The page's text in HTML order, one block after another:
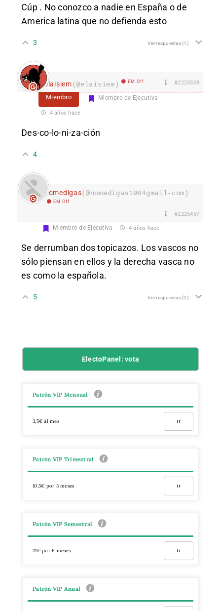
Cúp . No conozco a nadie en España o de
America latina que no defienda esto
3 Ver respuestas(1)
elaisiem(@elaisiem) EM Off #2225509
Miembro Miembro de Ejecutiva
4 años hace
Des-co-lo-ni-za-ción
4
nomedigas(@nomedigas1964gmail-com)
EM Off
#2225457
Miembro de Ejecutiva 4 años hace
Se derrumban dos topicazos. Los vascos no
sólo piensan en ellos y la derecha vasca no
es como la española.
5 Ver respuestas(2)
ElectoPanel: vota
Patrón VIP Mensual
3,5€ al mes Ir
Patrón VIP Trimestral
10,5€ por 3 meses Ir
Patrón VIP Semestral
21€ por 6 meses Ir
Patrón VIP Anual